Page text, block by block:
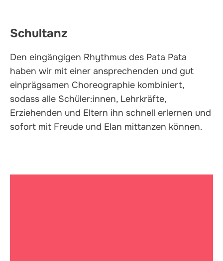
Schultanz
Den eingängigen Rhythmus des Pata Pata
haben wir mit einer ansprechenden und gut
einprägsamen Choreographie kombiniert,
sodass alle Schüler:innen, Lehrkräfte,
Erziehenden und Eltern ihn schnell erlernen und
sofort mit Freude und Elan mittanzen können.